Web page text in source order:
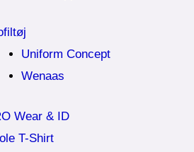
Uniform Concept
Wenaas
Wear & ID
T-Shirt